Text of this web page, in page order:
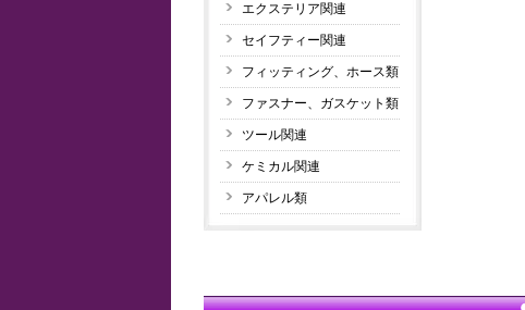
エクステリア関連
セイフティー関連
フィッティング、ホース類
ファスナー、ガスケット類
ツール関連
ケミカル関連
アパレル類